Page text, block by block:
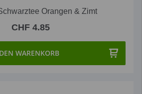
Orangen & Zimt
CHF 4.85
WARENKORB